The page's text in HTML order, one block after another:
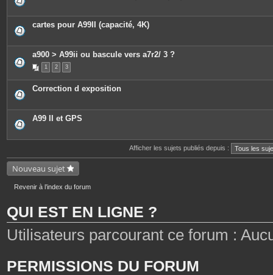
cartes pour A99II (capacité, 4K)
a900 > A99ii ou bascule vers a7r2/ 3 ?
1 2 3
Correction d exposition
A99 II et GPS
Afficher les sujets publiés depuis :
Nouveau sujet
Revenir à l’index du forum
QUI EST EN LIGNE ?
Utilisateurs parcourant ce forum :
PERMISSIONS DU FORUM